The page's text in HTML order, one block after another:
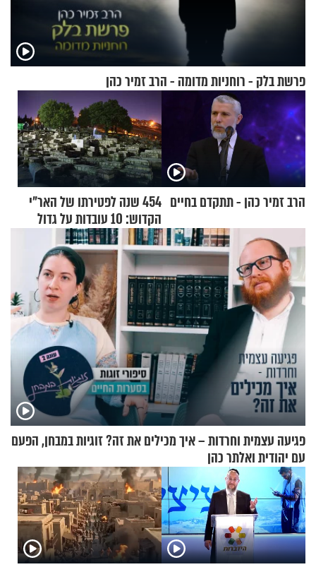
פרשת בלק - רוחניות מדומה - הרב זמיר כהן
הרב זמיר כהן - תתקדם בחיים
454 שנה לפטירתו של האר"י
הקדוש: 10 עובדות על גדול
מקובלי צפת
פגיעה עצמית וחרדות – איך מכילים את זה? זוגיות במבחן, הפעם
עם יהודית ואלתר כהן